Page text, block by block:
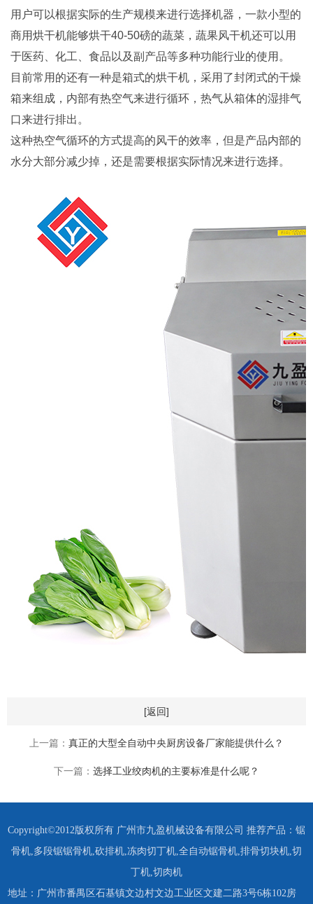
用户可以根据实际的生产规模来进行选择机器，一款小型的
商用烘干机能够烘干40-50磅的蔬菜，蔬果风干机还可以用
于医药、化工、食品以及副产品等多种功能行业的使用。
目前常用的还有一种是箱式的烘干机，采用了封闭式的干燥
箱来组成，内部有热空气来进行循环，热气从箱体的湿排气
口来进行排出。
这种热空气循环的方式提高的风干的效率，但是产品内部的
水分大部分减少掉，还是需要根据实际情况来进行选择。
[返回]
上一篇： 真正的大型全自动中央厨房设备厂家能提供什么？
下一篇： 选择工业绞肉机的主要标准是什么呢？
Copyright©2012版权所有 广州市九盈机械设备有限公司 推荐产品： 锯
骨机 多段锯锯骨机 砍排机 冻肉切丁机 全自动锯骨机 排骨切块机 切
丁机 切肉机
地址：广州市番禺区石基镇文边村文边工业区文建二路3号6栋102房